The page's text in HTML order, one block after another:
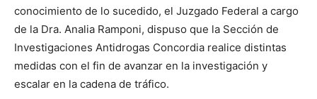
conocimiento de lo sucedido, el Juzgado Federal a cargo
de la Dra. Analia Ramponi, dispuso que la Sección de
Investigaciones Antidrogas Concordia realice distintas
medidas con el fin de avanzar en la investigación y
escalar en la cadena de tráfico.